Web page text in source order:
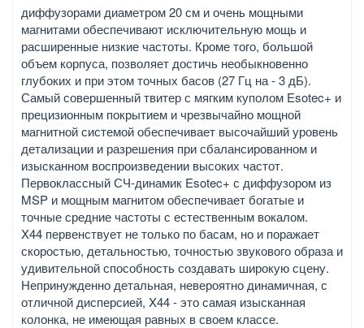
диффузорами диаметром 20 см и очень мощными
магнитами обеспечивают исключительную мощь и
расширенные низкие частоты. Кроме того, большой
объем корпуса, позволяет достичь необыкновенно
глубоких и при этом точных басов (27 Гц на - 3 дБ).
Самый совершенный твитер с мягким куполом Esotec+ и
прецизионным покрытием и чрезвычайно мощной
магнитной системой обеспечивает высочайший уровень
детализации и разрешения при сбалансированном и
изысканном воспроизведении высоких частот.
Первоклассный СЧ-динамик Esotec+ с диффузором из
MSP и мощным магнитом обеспечивает богатые и
точные средние частоты с естественным вокалом.
X44 первенствует не только по басам, но и поражает
скоростью, детальностью, точностью звукового образа и
удивительной способность создавать широкую сцену.
Непринужденно детальная, невероятно динамичная, с
отличной дисперсией, X44 - это самая изысканная
колонка, не имеющая равных в своем классе.